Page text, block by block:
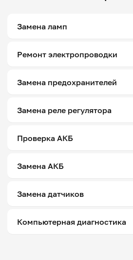
Замена ламп
Ремонт электропроводки
Замена предохранителей
Замена реле регулятора
Проверка АКБ
Замена АКБ
Замена датчиков
Компьютерная диагностика